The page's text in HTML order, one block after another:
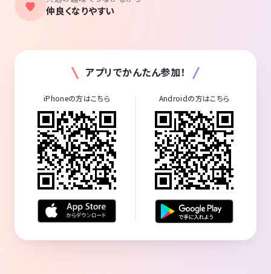
仲良くなりやすい
アプリでかんたん参加！
iPhoneの方はこちら Androidの方はこちら